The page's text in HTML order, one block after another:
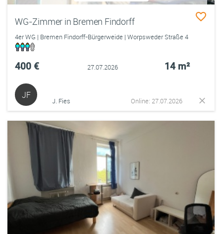
WG-Zimmer in Bremen Findorff
4er WG | Bremen Findorff-Bürgerweide | Worpsweder Straße 4
400 € 27.07.2026 14 m²
JF
J. Fies Online: 27.07.2026